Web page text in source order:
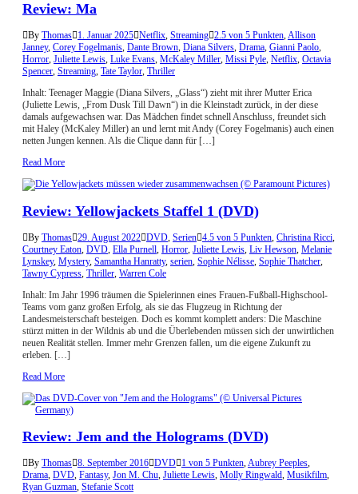
Review: Ma
By Thomas 1. Januar 2025 Netflix, Streaming 2.5 von 5 Punkten,Allison
Janney, Corey Fogelmanis, Dante Brown, Diana Silvers, Drama, Gianni Paolo,
Horror, Juliette Lewis, Luke Evans, McKaley Miller, Missi Pyle, Netflix, Octavia
Spencer, Streaming, Tate Taylor, Thriller
Inhalt: Teenager Maggie (Diana Silvers, „Glass“) zieht mit ihrer Mutter Erica
(Juliette Lewis, „From Dusk Till Dawn“) in die Kleinstadt zurück, in der diese
damals aufgewachsen war. Das Mädchen findet schnell Anschluss, freundet sich
mit Haley (McKaley Miller) an und lernt mit Andy (Corey Fogelmanis) auch einen
netten Jungen kennen. Als die Clique dann für […]
Read More
Review: Yellowjackets Staffel 1 (DVD)
By Thomas 29. August 2022 DVD, Serien 4.5 von 5 Punkten, Christina Ricci,
Courtney Eaton, DVD, Ella Purnell, Horror, Juliette Lewis, Liv Hewson, Melanie
Lynskey, Mystery, Samantha Hanratty, serien, Sophie Nélisse, Sophie Thatcher,
Tawny Cypress, Thriller, Warren Cole
Inhalt: Im Jahr 1996 träumen die Spielerinnen eines Frauen-Fußball-Highschool-
Teams vom ganz großen Erfolg, als sie das Flugzeug in Richtung der
Landesmeisterschaft besteigen. Doch es kommt komplett anders: Die Maschine
stürzt mitten in der Wildnis ab und die Überlebenden müssen sich der unwirtlichen
neuen Realität stellen. Immer mehr Grenzen fallen, um die eigene Zukunft zu
erleben. […]
Read More
Review: Jem and the Holograms (DVD)
By Thomas 8. September 2016 DVD 1 von 5 Punkten Aubrey Peeples
Drama DVD Fantasy, Jon M. Chu Juliette Lewis Molly Ringwald Musikfilm
Ryan Guzman Stefanie Scott